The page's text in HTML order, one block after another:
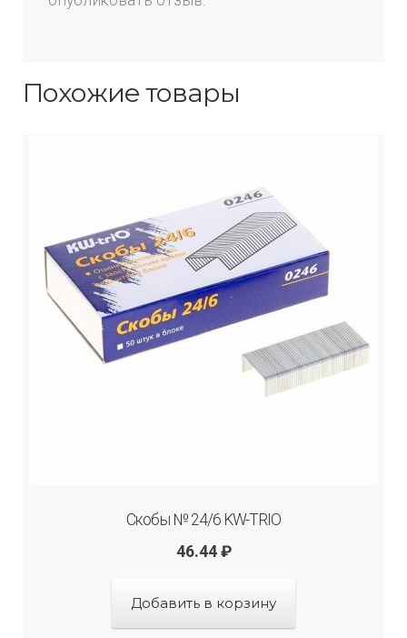
Похожие товары
Скобы № 24/6 KW-TRIO
46.44 ₽
Добавить в корзину